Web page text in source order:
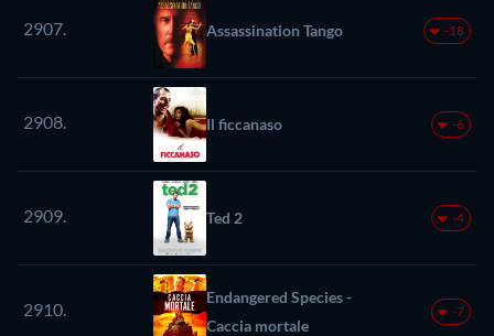
2907. Assassination Tango -18
2908. Il ficcanaso -6
2909. Ted 2 -4
2910.
Endangered Species -
Caccia mortale
-7